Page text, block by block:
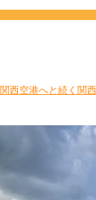
関西空港へと続く関